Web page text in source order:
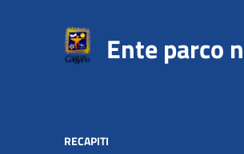
Ente parco
RECAPITI